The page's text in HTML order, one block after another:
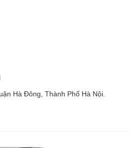
Hà Đông, Thành Phố Hà Nội.